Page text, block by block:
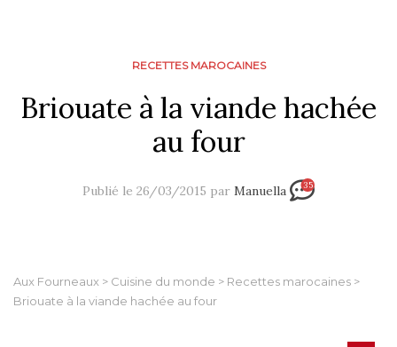
RECETTES MAROCAINES
Briouate à la viande hachée
au four
Publié le 26/03/2015 par Manuella 35
Aux Fourneaux > Cuisine du monde > Recettes marocaines >
Briouate à la viande hachée au four